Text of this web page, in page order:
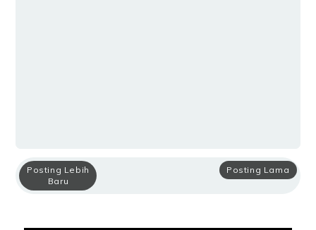
Posting Lebih
Baru
Posting Lama